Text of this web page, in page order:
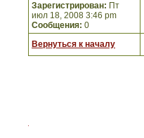
Зарегистрирован: Пт
июл 18, 2008 3:46 pm
Сообщения: 0
Вернуться к началу